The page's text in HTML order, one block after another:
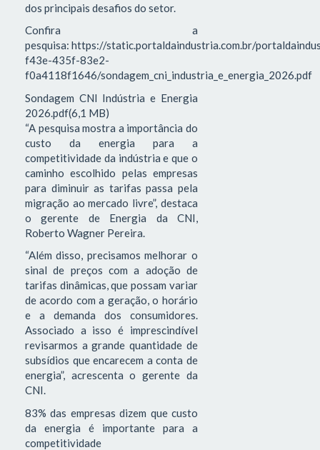
dos principais desafios do setor.
Confira a
pesquisa: https://static.portaldaindustria.com.br/
f43e-435f-83e2-
f0a4118f1646/sondagem_cni_industria_e_energia_2026.pdf
Sondagem CNI Indústria e Energia
2026.pdf(6,1 MB)
“A pesquisa mostra a importância do
custo da energia para a
competitividade da indústria e que o
caminho escolhido pelas empresas
para diminuir as tarifas passa pela
migração ao mercado livre”, destaca
o gerente de Energia da CNI,
Roberto Wagner Pereira.
“Além disso, precisamos melhorar o
sinal de preços com a adoção de
tarifas dinâmicas, que possam variar
de acordo com a geração, o horário
e a demanda dos consumidores.
Associado a isso é imprescindível
revisarmos a grande quantidade de
subsídios que encarecem a conta de
energia”, acrescenta o gerente da
CNI.
83% das empresas dizem que custo
da energia é importante para a
competitividade